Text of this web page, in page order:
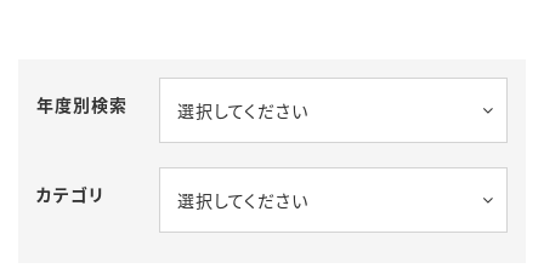
年度別検索 選択してください
カテゴリ 選択してください